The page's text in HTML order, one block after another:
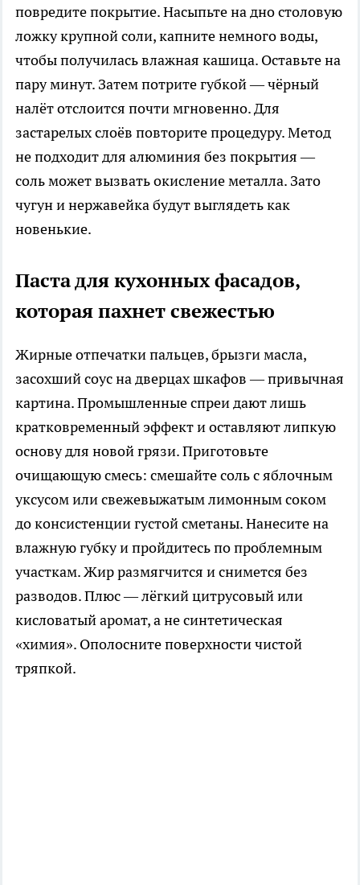
повредите покрытие. Насыпьте на дно столовую
ложку крупной соли, капните немного воды,
чтобы получилась влажная кашица. Оставьте на
пару минут. Затем потрите губкой — чёрный
налёт отслоится почти мгновенно. Для
застарелых слоёв повторите процедуру. Метод
не подходит для алюминия без покрытия —
соль может вызвать окисление металла. Зато
чугун и нержавейка будут выглядеть как
новенькие.
Паста для кухонных фасадов,
которая пахнет свежестью
Жирные отпечатки пальцев, брызги масла,
засохший соус на дверцах шкафов — привычная
картина. Промышленные спреи дают лишь
кратковременный эффект и оставляют липкую
основу для новой грязи. Приготовьте
очищающую смесь: смешайте соль с яблочным
уксусом или свежевыжатым лимонным соком
до консистенции густой сметаны. Нанесите на
влажную губку и пройдитесь по проблемным
участкам. Жир размягчится и снимется без
разводов. Плюс — лёгкий цитрусовый или
кисловатый аромат, а не синтетическая
«химия». Ополосните поверхности чистой
тряпкой.